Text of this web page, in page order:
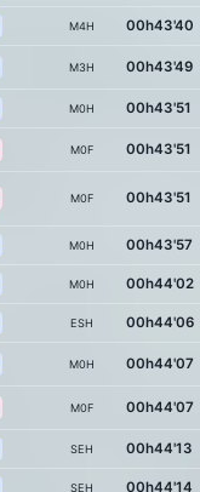
M4H 00h43'40
M3H 00h43'49
M0H 00h43'51
M0F 00h43'51
M0F 00h43'51
M0H 00h43'57
M0H 00h44'02
ESH 00h44'06
M0H 00h44'07
M0F 00h44'07
SEH 00h44'13
SEH 00h44'14